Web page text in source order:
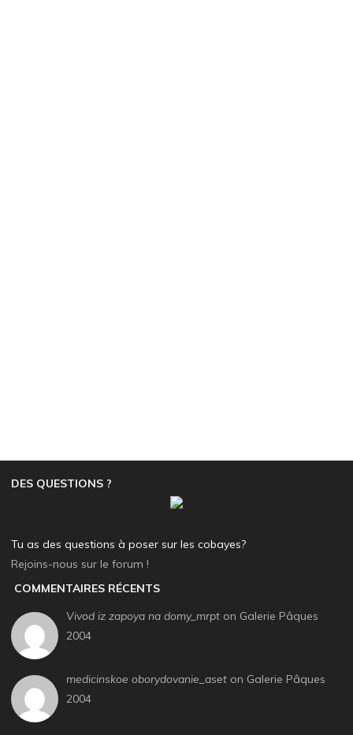
DES QUESTIONS ?
Tu as des questions à poser sur les cobayes?
Rejoins-nous sur le forum !
COMMENTAIRES RÉCENTS
Vivod iz zapoya na domy_mrpt on Galerie Pâques
2004
medicinskoe oborydovanie_aset on Galerie Pâques
2004